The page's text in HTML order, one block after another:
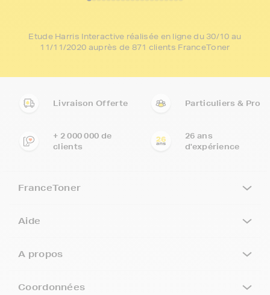
Etude Harris Interactive réalisée en ligne du 30/10 au
11/11/2020 auprès de 871 clients FranceToner
Livraison Offerte Particuliers & Pro
+ 2 000 000 de
clients
26 ans
d'expérience
FranceToner
Aide
A propos
Coordonnées